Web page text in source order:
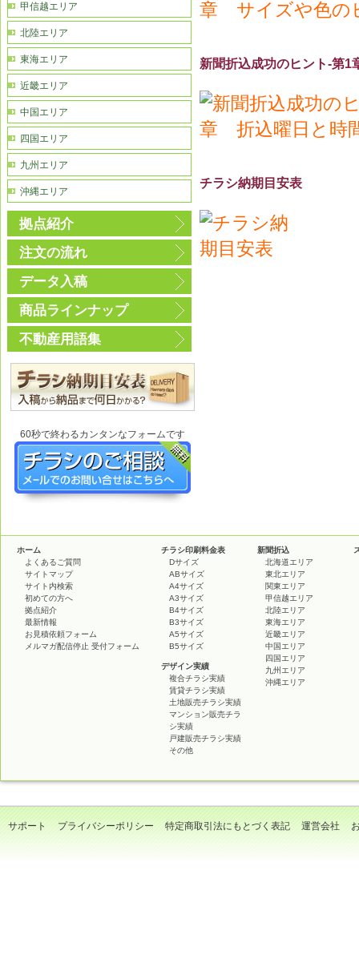
新聞折込成功のヒント-第
チラシ納期目安表
甲信越エリア
北陸エリア
東海エリア
近畿エリア
中国エリア
四国エリア
九州エリア
沖縄エリア
拠点紹介
注文の流れ
データ入稿
商品ラインナップ
不動産用語集
60秒で終わるカンタンなフォームです
ホーム
よくあるご質問
サイトマップ
サイト内検索
初めての方へ
拠点紹介
最新情報
お見積依頼フォーム
メルマガ配信停止 受付フォーム
チラシ印刷料金表
Dサイズ
ABサイズ
A4サイズ
A3サイズ
B4サイズ
B3サイズ
A5サイズ
B5サイズ
デザイン実績
複合チラシ実績
賃貸チラシ実績
土地販売チラシ実績
マンション販売チラ
シ実績
戸建販売チラシ実績
その他
新聞折込
北海道エリア
東北エリア
関東エリア
甲信越エリア
北陸エリア
東海エリア
近畿エリア
中国エリア
四国エリア
九州エリア
沖縄エリア
サポート プライバシーポリシー 特定商取引法にもとづく表記 運営会社